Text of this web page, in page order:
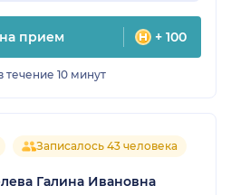
прием + 100
течение 10 минут
Записалось 43 человека
Галина Ивановна